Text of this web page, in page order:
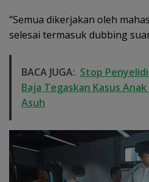
“Semua dikerjakan oleh
selesai termasuk dubbing
BACA JUGA: Stop
Baja Tegaskan Kasus
Asuh